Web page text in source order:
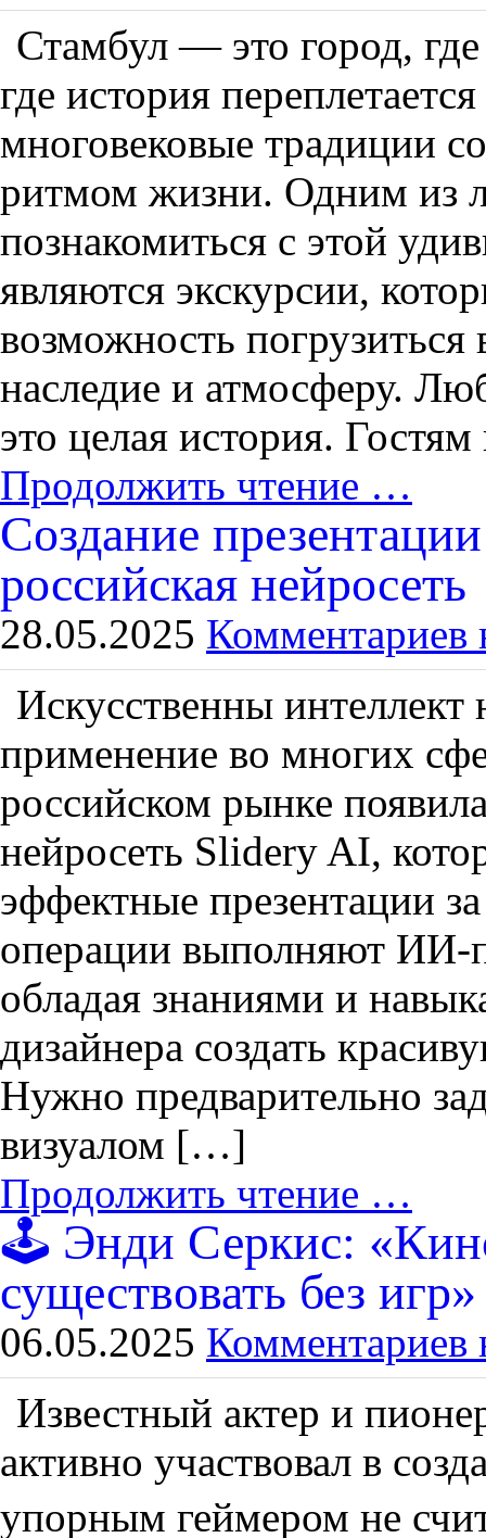
Стамбул — это город,
где история
многовековые традиции
ритмом жизни. Одним из
познакомиться с этой
являются экскурсии,
возможность погрузиться
наследие и атмосферу.
это целая история.
Продолжить чтение …
Создание
российская нейросеть
28.05.2025 Комментариев
Искусственны интеллект
применение во многих
российском рынке
нейросеть Slidery AI,
эффектные презентации
операции выполняют ИИ-
обладая знаниями и
дизайнера создать
Нужно предварительно
визуалом […]
Продолжить чтение …
🕹️ Энди Серкис:
существовать без игр»
06.05.2025 Комментариев
Известный актер и
активно участвовал в
упорным геймером не